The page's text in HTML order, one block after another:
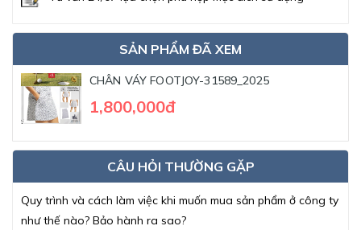
SẢN PHẨM ĐÃ XEM
CHÂN VÁY FOOTJOY-31589_2025
1,800,000đ
CÂU HỎI THƯỜNG GẶP
Quy trình và cách làm việc khi muốn mua sản phẩm ở công ty
như thế nào? Bảo hành ra sao?